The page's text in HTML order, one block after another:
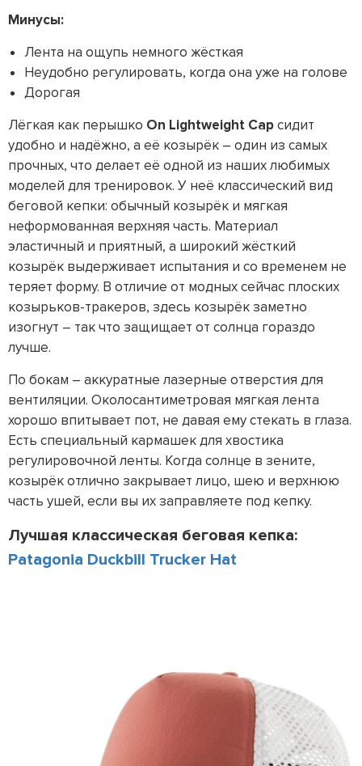
Минусы:
Лента на ощупь немного жёсткая
Неудобно регулировать, когда она уже на голове
Дорогая
Лёгкая как перышко On Lightweight Capсидит
удобно и надёжно, а её козырёк – один из самых
прочных, что делает её одной из наших любимых
моделей для тренировок. У неё классический вид
беговой кепки: обычный козырёк и мягкая
неформованная верхняя часть. Материал
эластичный и приятный, а широкий жёсткий
козырёк выдерживает испытания и со временем не
теряет форму. В отличие от модных сейчас плоских
козырьков-тракеров, здесь козырёк заметно
изогнут – так что защищает от солнца гораздо
лучше.
По бокам – аккуратные лазерные отверстия для
вентиляции. Околосантиметровая мягкая лента
хорошо впитывает пот, не давая ему стекать в глаза.
Есть специальный кармашек для хвостика
регулировочной ленты. Когда солнце в зените,
козырёк отлично закрывает лицо, шею и верхнюю
часть ушей, если вы их заправляете под кепку.
Лучшая классическая беговая кепка:
Patagonia Duckbill Trucker Hat